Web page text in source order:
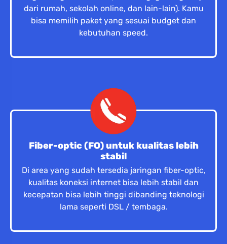
dari rumah, sekolah online, dan lain-lain). Kamu
bisa memilih paket yang sesuai budget dan
kebutuhan speed.
Fiber-optic (FO) untuk kualitas lebih
stabil
Di area yang sudah tersedia jaringan fiber-optic,
kualitas koneksi internet bisa lebih stabil dan
kecepatan bisa lebih tinggi dibanding teknologi
lama seperti DSL / tembaga.